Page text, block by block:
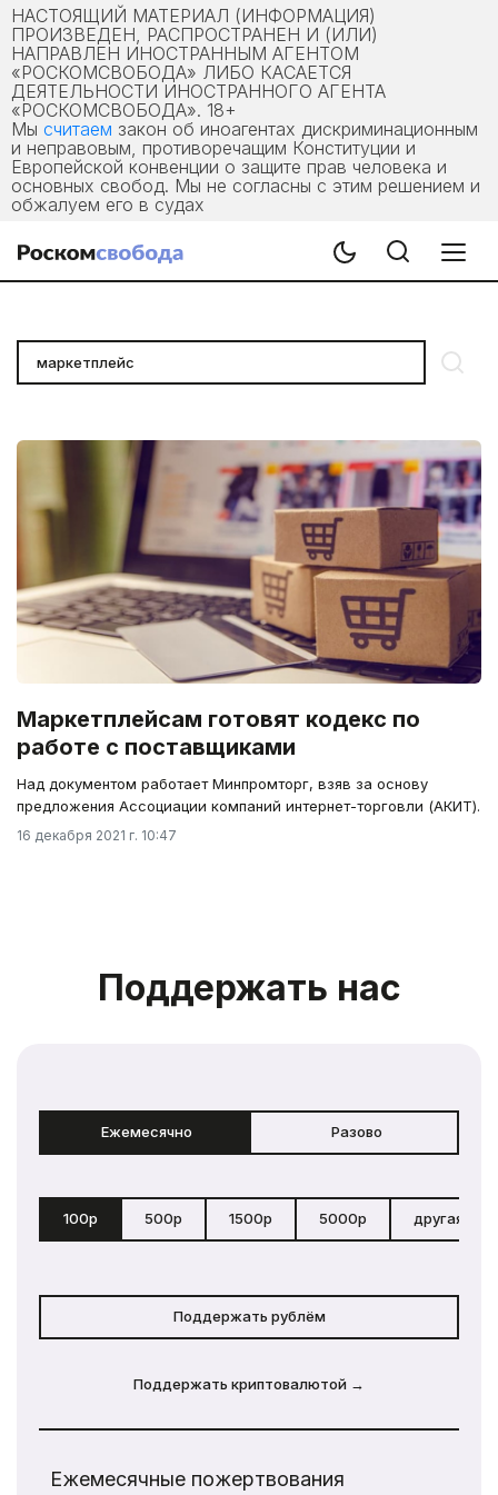
НАСТОЯЩИЙ МАТЕРИАЛ (ИНФОРМАЦИЯ)
ПРОИЗВЕДЕН, РАСПРОСТРАНЕН И (ИЛИ)
НАПРАВЛЕН ИНОСТРАННЫМ АГЕНТОМ
«РОСКОМСВОБОДА» ЛИБО КАСАЕТСЯ
ДЕЯТЕЛЬНОСТИ ИНОСТРАННОГО АГЕНТА
«РОСКОМСВОБОДА». 18+
Мы считаем закон об иноагентах дискриминационным
и неправовым, противоречащим Конституции и
Европейской конвенции о защите прав человека и
основных свобод. Мы не согласны с этим решением и
обжалуем его в судах
Маркетплейсам готовят кодекс по
работе с поставщиками
Над документом работает Минпромторг, взяв за основу
предложения Ассоциации компаний интернет-торговли (АКИТ).
16 декабря 2021 г. 10:47
Поддержать нас
Ежемесячно Разово
100р 500р 1500р 5000р другая
Поддержать рублём
Поддержать криптовалютой →
Ежемесячные пожертвования